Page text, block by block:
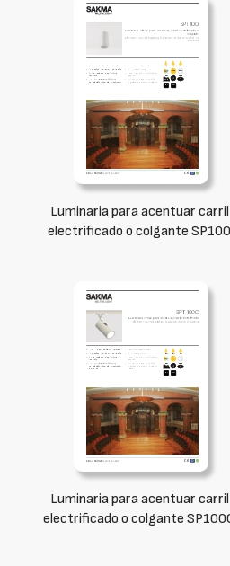
Luminaria para acentuar carril
electrificado o colgante SP100
Luminaria para acentuar carril
electrificado o colgante